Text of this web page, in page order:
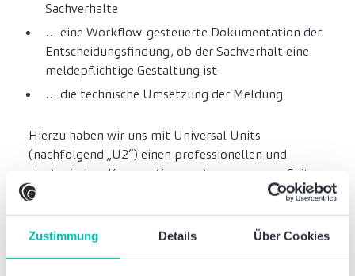
Zustimmung Details Über Cookies
Sachverhalte
… eine Workflow-gesteuerte Dokumentation der
Entscheidungsfindung, ob der Sachverhalt eine
meldepflichtige Gestaltung ist
… die technische Umsetzung der Meldung
Hierzu haben wir uns mit Universal Units
(nachfolgend „U2“) einen professionellen und
strategischen Kooperationspartner an unsere Seite
geholt, der nachgewiesene und nachhaltige
Expertise in diesem Spektrum hat und ausschließlich
auf die technische Entwicklung entsprechende